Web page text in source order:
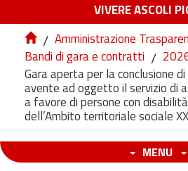
VIVERE ASCOLI
/ Amministrazione
Bandi di gara e contratti /
Gara aperta per la conclusione
avente ad oggetto il servizio di
a favore di persone con
dell’Ambito territoriale sociale
MENU